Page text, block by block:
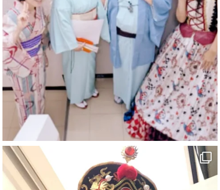
マジシャン派遣 パッションプリンセス【公式】
@comedy_illusion · 4 8月
お疲れ様です
ブログ更新しました
「マジシャン和歌山旅 白浜町・三段壁洞窟」
#企業公式がお疲れ様を言い合う
#旅行好きな人と繋がりたい
#一人旅
#女性マジシャン
#出張マジック
#マジシャン派遣
#イリュージョン
#和歌山県